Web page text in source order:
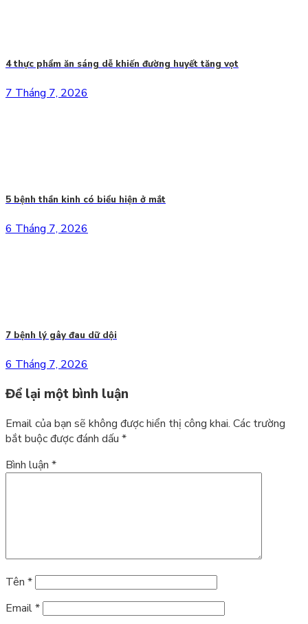
4 thực phẩm ăn sáng dễ khiến đường huyết tăng vọt
7 Tháng 7, 2026
5 bệnh thần kinh có biểu hiện ở mắt
6 Tháng 7, 2026
7 bệnh lý gây đau dữ dội
6 Tháng 7, 2026
Để lại một bình luận
Email của bạn sẽ không được hiển thị công khai. Các trường
bắt buộc được đánh dấu *
Bình luận *
Tên *
Email*